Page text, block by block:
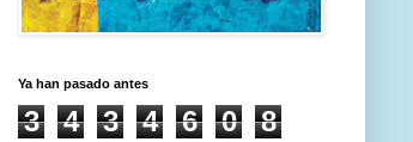
Ya han pasado antes
3 4 3 4 6 0 8